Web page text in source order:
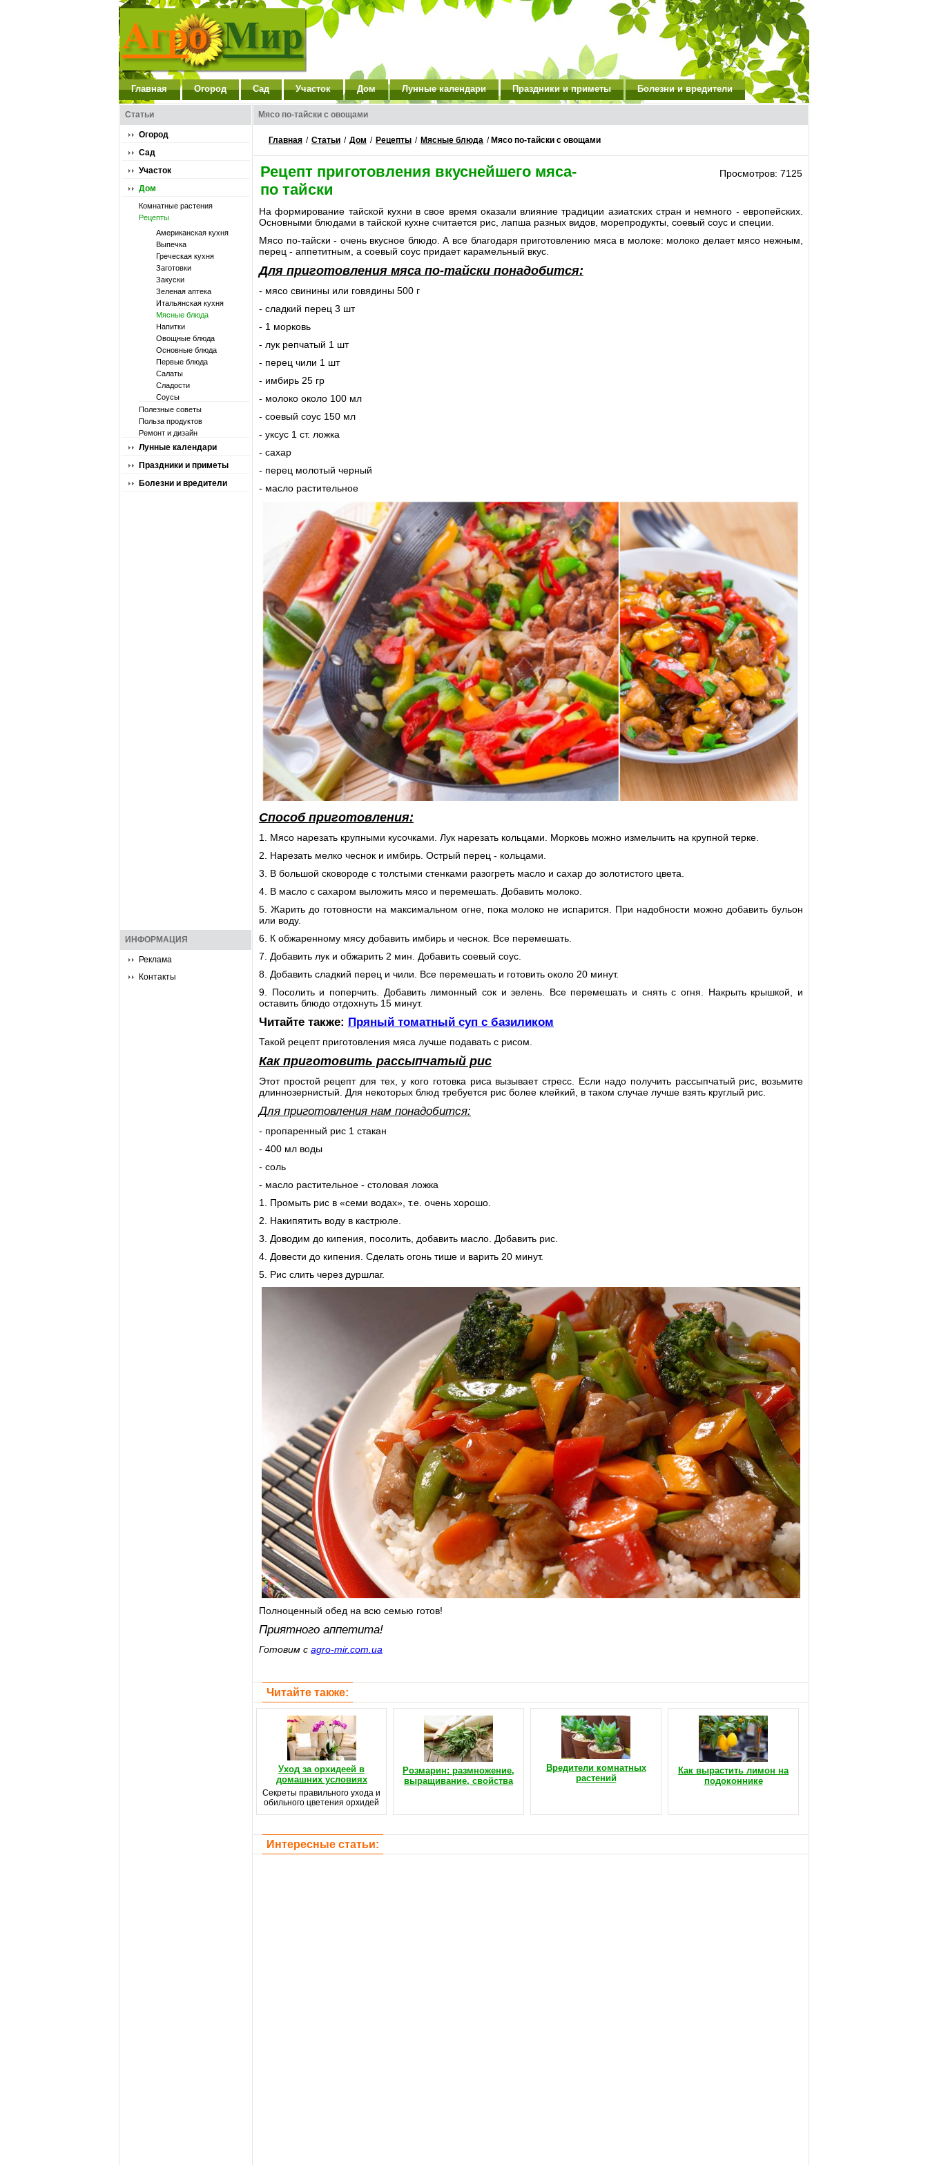
Главная Огород Сад Участок Дом Лунные календари Праздники и приметы Болезни и вредители
Статьи
Огород
Сад
Участок
Дом
Комнатные растения
Рецепты
Американская кухня
Выпечка
Греческая кухня
Заготовки
Закуски
Зеленая аптека
Итальянская кухня
Мясные блюда
Напитки
Овощные блюда
Основные блюда
Первые блюда
Салаты
Сладости
Соусы
Полезные советы
Польза продуктов
Ремонт и дизайн
Лунные календари
Праздники и приметы
Болезни и вредители
ИНФОРМАЦИЯ
Реклама
Контакты
Мясо по-тайски с овощами
Главная / Статьи / Дом / Рецепты / Мясные блюда / Мясо по-тайски с овощами
Рецепт приготовления вкуснейшего мяса-
по тайски
Просмотров: 7125
На формирование тайской кухни в свое время оказали влияние традиции азиатских стран и немного - европейских.
Основными блюдами в тайской кухне считается рис, лапша разных видов, морепродукты, соевый соус и специи.
Мясо по-тайски - очень вкусное блюдо. А все благодаря приготовлению мяса в молоке: молоко делает мясо нежным,
перец - аппетитным, а соевый соус придает карамельный вкус.
Для приготовления мяса по-тайски понадобится:
- мясо свинины или говядины 500 г
- сладкий перец 3 шт
- 1 морковь
- лук репчатый 1 шт
- перец чили 1 шт
- имбирь 25 гр
- молоко около 100 мл
- соевый соус 150 мл
- уксус 1 ст. ложка
- сахар
- перец молотый черный
- масло растительное
Способ приготовления:
1. Мясо нарезать крупными кусочками. Лук нарезать кольцами. Морковь можно измельчить на крупной терке.
2. Нарезать мелко чеснок и имбирь. Острый перец - кольцами.
3. В большой сковороде с толстыми стенками разогреть масло и сахар до золотистого цвета.
4. В масло с сахаром выложить мясо и перемешать. Добавить молоко.
5. Жарить до готовности на максимальном огне, пока молоко не испарится. При надобности можно добавить бульон
или воду.
6. К обжаренному мясу добавить имбирь и чеснок. Все перемешать.
7. Добавить лук и обжарить 2 мин. Добавить соевый соус.
8. Добавить сладкий перец и чили. Все перемешать и готовить около 20 минут.
9. Посолить и поперчить. Добавить лимонный сок и зелень. Все перемешать и снять с огня. Накрыть крышкой, и
оставить блюдо отдохнуть 15 минут.
Читайте также: Пряный томатный суп с базиликом
Такой рецепт приготовления мяса лучше подавать с рисом.
Как приготовить рассыпчатый рис
Этот простой рецепт для тех, у кого готовка риса вызывает стресс. Если надо получить рассыпчатый рис, возьмите
длиннозернистый. Для некоторых блюд требуется рис более клейкий, в таком случае лучше взять круглый рис.
Для приготовления нам понадобится:
- пропаренный рис 1 стакан
- 400 мл воды
- соль
- масло растительное - столовая ложка
1. Промыть рис в «семи водах», т.е. очень хорошо.
2. Накипятить воду в кастрюле.
3. Доводим до кипения, посолить, добавить масло. Добавить рис.
4. Довести до кипения. Сделать огонь тише и варить 20 минут.
5. Рис слить через дуршлаг.
Полноценный обед на всю семью готов!
Приятного аппетита!
Готовим с agro-mir.com.ua
Читайте также:
Уход за орхидеей в
домашних условиях
Секреты правильного ухода и
обильного цветения орхидей
Розмарин: размножение,
выращивание, свойства
Вредители комнатных
растений
Как вырастить лимон на
подоконнике
Интересные статьи: